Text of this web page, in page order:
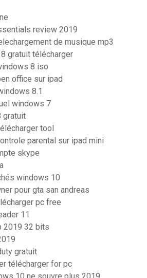
review 2019
de musique mp3
gratuit télécharger
8 iso
office sur ipad
8.1
windows 7
gratuit
tool
parental sur ipad mini
skype
windows 10
pour gta san andreas
pc free
11
2019 32 bits
gratuit
télécharger for pc